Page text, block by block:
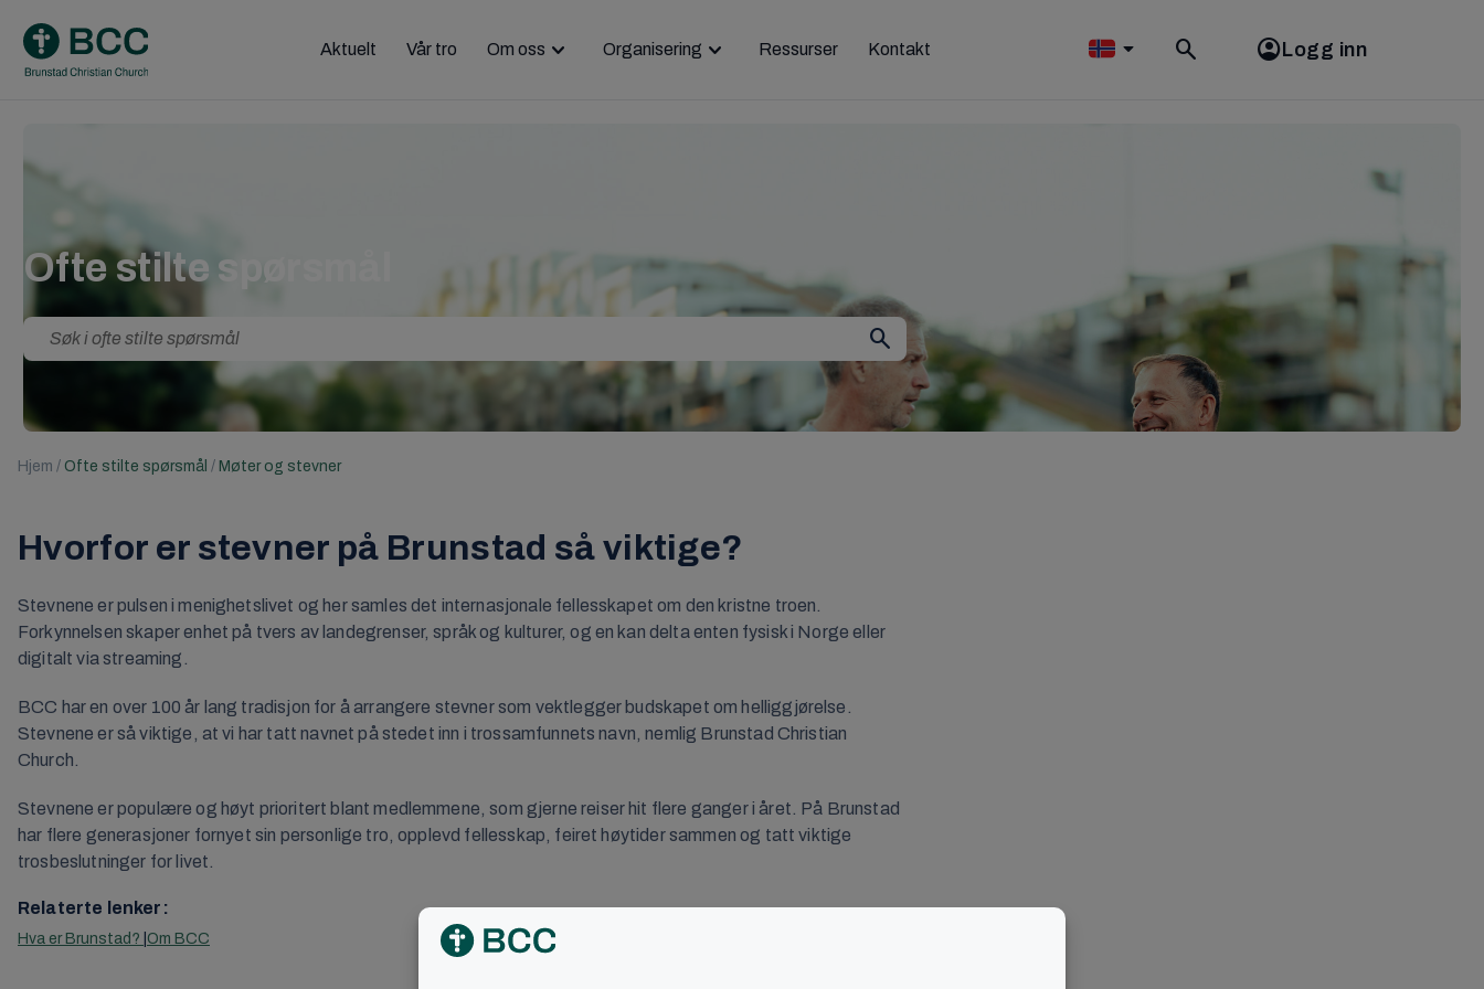
content
Aktuelt Vår tro Om oss Organisering Ressurser Kontakt
Toggle
Logg inn
Ofte stilte spørsmål
Search
for:
Hjem / Ofte stilte spørsmål / Møter og stevner
Hvorfor er stevner på Brunstad så viktige?
Stevnene er pulsen i menighetslivet og her samles det internasjonale fellesskapet om den kristne troen.
Forkynnelsen skaper enhet på tvers av landegrenser, språk og kulturer, og en kan delta enten fysisk i Norge eller
digitalt via streaming.
BCC har en over 100 år lang tradisjon for å arrangere stevner som vektlegger budskapet om helliggjørelse.
Stevnene er så viktige, at vi har tatt navnet på stedet inn i trossamfunnets navn, nemlig Brunstad Christian
Church.
Stevnene er populære og høyt prioritert blant medlemmene, som gjerne reiser hit flere ganger i året. På Brunstad
har flere generasjoner fornyet sin personlige tro, opplevd fellesskap, feiret høytider sammen og tatt viktige
trosbeslutninger for livet.
Relaterte lenker:
Hva er Brunstad? Om BCC